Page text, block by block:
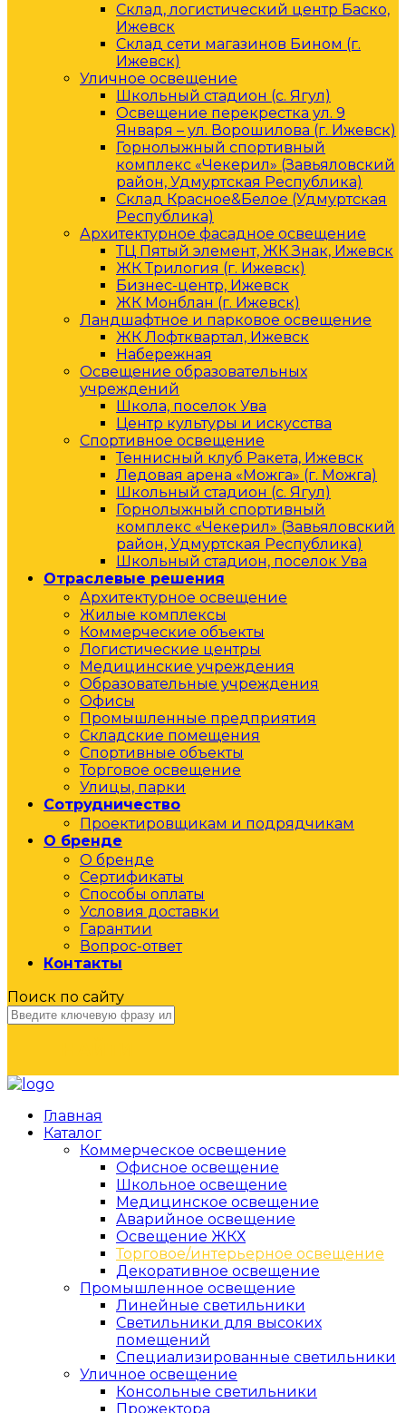
Склад, логистический центр Баско,
Ижевск
Склад сети магазинов Бином (г.
Ижевск)
Уличное освещение
Школьный стадион (с. Ягул)
Освещение перекрестка ул. 9
Января – ул. Ворошилова (г. Ижевск)
Горнолыжный спортивный
комплекс «Чекерил» (Завьяловский
район, Удмуртская Республика)
Склад Красное&Белое (Удмуртская
Республика)
Архитектурное фасадное освещение
ТЦ Пятый элемент, ЖК Знак, Ижевск
ЖК Трилогия (г. Ижевск)
Бизнес-центр, Ижевск
ЖК Монблан (г. Ижевск)
Ландшафтное и парковое освещение
ЖК Лофтквартал, Ижевск
Набережная
Освещение образовательных
учреждений
Школа, поселок Ува
Центр культуры и искусства
Спортивное освещение
Теннисный клуб Ракета, Ижевск
Ледовая арена «Можга» (г. Можга)
Школьный стадион (с. Ягул)
Горнолыжный спортивный
комплекс «Чекерил» (Завьяловский
район, Удмуртская Республика)
Школьный стадион, поселок Ува
Отраслевые решения
Архитектурное освещение
Жилые комплексы
Коммерческие объекты
Логистические центры
Медицинские учреждения
Образовательные учреждения
Офисы
Промышленные предприятия
Складские помещения
Спортивные объекты
Торговое освещение
Улицы, парки
Сотрудничество
Проектировщикам и подрядчикам
О бренде
О бренде
Сертификаты
Способы оплаты
Условия доставки
Гарантии
Вопрос-ответ
Контакты
Поиск по сайту
Главная
Каталог
Коммерческое освещение
Офисное освещение
Школьное освещение
Медицинское освещение
Аварийное освещение
Освещение ЖКХ
Торговое/интерьерное освещение
Декоративное освещение
Промышленное освещение
Линейные светильники
Светильники для высоких
помещений
Специализированные светильники
Уличное освещение
Консольные светильники
Прожектора